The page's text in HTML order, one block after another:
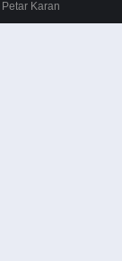
Petar Karan